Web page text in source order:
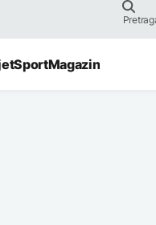
SportMagazin